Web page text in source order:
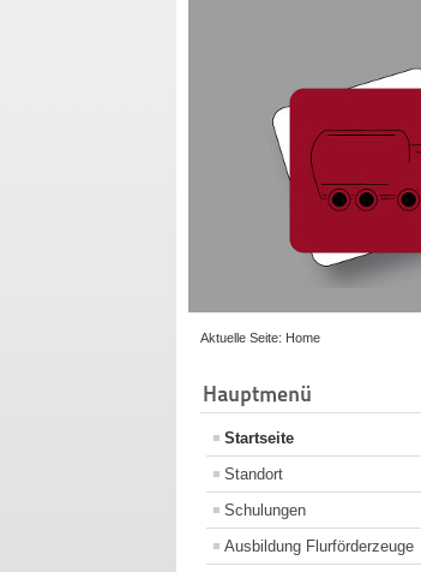
Aktuelle Seite: Home
Hauptmenü
Startseite
Standort
Schulungen
Ausbildung Flurförderzeuge